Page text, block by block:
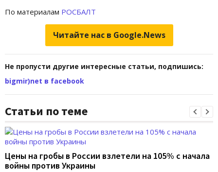
По материалам РОСБАЛТ
Читайте нас в Google.News
Не пропусти другие интересные статьи, подпишись:
bigmir)net в facebook
Статьи по теме
Цены на гробы в России взлетели на 105% с начала
войны против Украины